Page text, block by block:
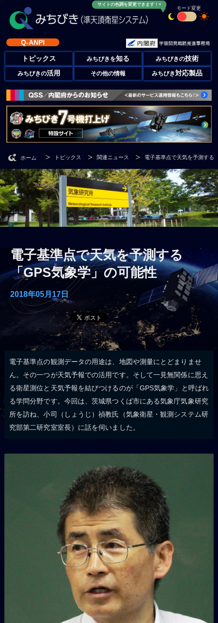
サイトの色調を変更できます！×
モード変更
Q-ANPI
トピックス みちびきを知る みちびきの技術
みちびきの活用 その他の情報 みちびき対応製品
ホーム トピックス 関連ニュース 電子基準点で天気を予測する
電子基準点で天気を予測する
「GPS気象学」の可能性
2018年05月17日
電子基準点の観測データの用途は、地図や測量にとどまりませ
ん。その一つが天気予報での活用です。そして一見無関係に思え
る衛星測位と天気予報を結びつけるのが「GPS気象学」と呼ばれ
る学問分野です。今回は、茨城県つくば市にある気象庁気象研究
所を訪ね、小司（しょうじ）禎教氏（気象衛星・観測システム研
究部第二研究室室長）に話を伺いました。